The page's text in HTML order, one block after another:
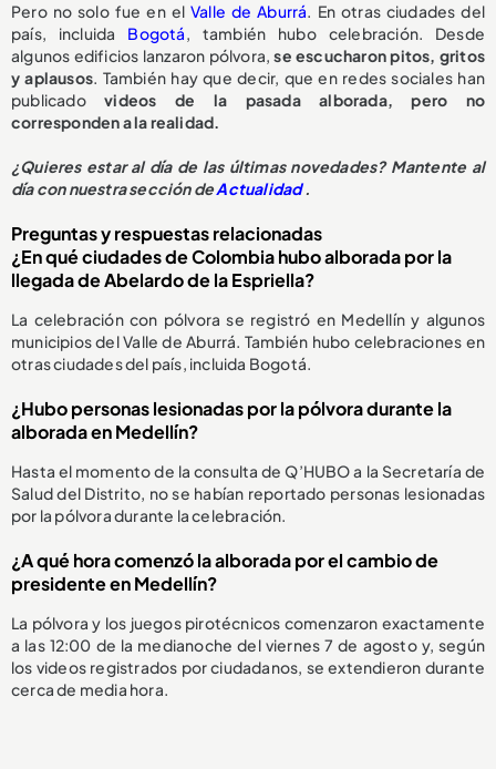
Pero no solo fue en el Valle de Aburrá. En otras ciudades del
país, incluida Bogotá, también hubo celebración. Desde
algunos edificios lanzaron pólvora,se escucharon pitos, gritos
y aplausos. También hay que decir, que en redes sociales han
publicadovideos de la pasada alborada, pero no
corresponden a la realidad.
¿Quieres estar al día de las últimas novedades? Mantente al
día con nuestra sección deActualidad.
Preguntas y respuestas relacionadas
¿En qué ciudades de Colombia hubo alborada por la
llegada de Abelardo de la Espriella?
La celebración con pólvora se registró en Medellín y algunos
municipios del Valle de Aburrá. También hubo celebraciones en
otras ciudades del país, incluida Bogotá.
¿Hubo personas lesionadas por la pólvora durante la
alborada en Medellín?
Hasta el momento de la consulta de Q’HUBO a la Secretaría de
Salud del Distrito, no se habían reportado personas lesionadas
por la pólvora durante la celebración.
¿A qué hora comenzó la alborada por el cambio de
presidente en Medellín?
La pólvora y los juegos pirotécnicos comenzaron exactamente
a las 12:00 de la medianoche del viernes 7 de agosto y, según
los videos registrados por ciudadanos, se extendieron durante
cerca de media hora.